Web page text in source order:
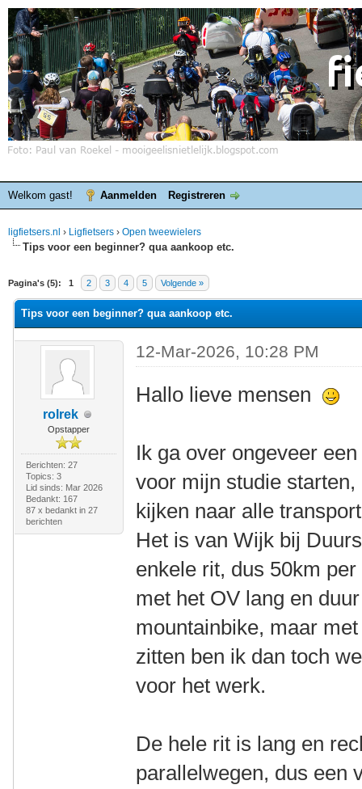
Welkom gast! Aanmelden Registreren
ligfietsers.nl › Ligfietsers › Open tweewielers
Tips voor een beginner? qua aankoop etc.
Pagina's (5): 1 2 3 4 5 Volgende »
waardering is 0
Tips voor een beginner? qua aankoop etc.
rolrek
Opstapper
Berichten: 27
Topics: 3
Lid sinds: Mar 2026
Bedankt: 167
87 x bedankt in 27
berichten
12-Mar-2026, 10:28 PM
Hallo lieve mensen
Ik ga over ongeveer
voor mijn studie
kijken naar alle
Het is van Wijk bij
enkele rit, dus 50km
met het OV lang en
mountainbike, maar
zitten ben ik dan toch
voor het werk.
De hele rit is lang en
parallelwegen, dus een